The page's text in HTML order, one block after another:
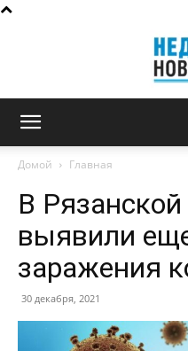
Домой Главная
В
выявили
заражения
30 декабря, 2021